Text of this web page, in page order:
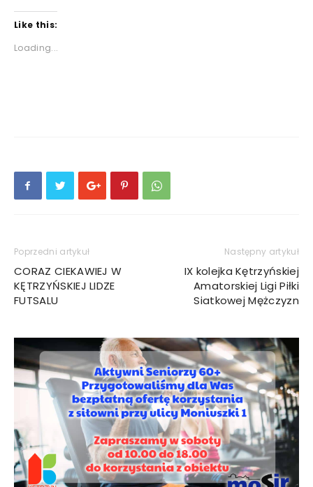
Like this:
Loading...
Poprzedni artykuł
CORAZ CIEKAWIEJ W
KĘTRZYŃSKIEJ LIDZE
FUTSALU
Następny artykuł
IX kolejka Kętrzyńskiej
Amatorskiej Ligi Piłki
Siatkowej Mężczyzn